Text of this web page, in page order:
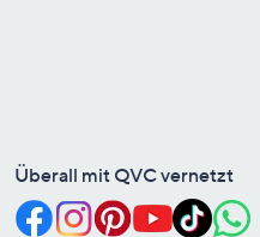
Überall mit QVC vernetzt